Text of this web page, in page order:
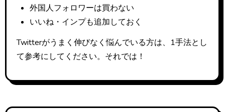
外国人フォロワーは買わない
いいね・インプも追加しておく
Twitterがうまく伸びなく悩んでいる方は、1手法とし
て参考にしてください。それでは！